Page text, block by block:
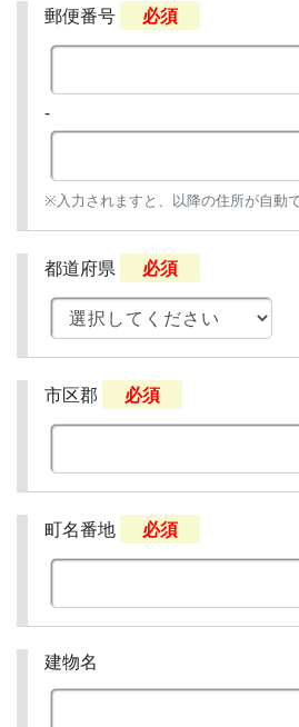
郵便番号 必須
-
※入力されますと、以降の住所が自動
都道府県 必須
市区郡 必須
町名番地 必須
建物名